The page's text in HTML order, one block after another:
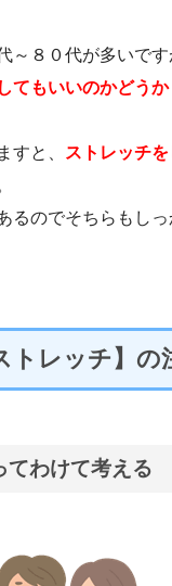
～８０代が多いで
てもいいのかどうか
すと、
ストレッチ
るのでそちらもし
トレッチ】の
てわけて考える